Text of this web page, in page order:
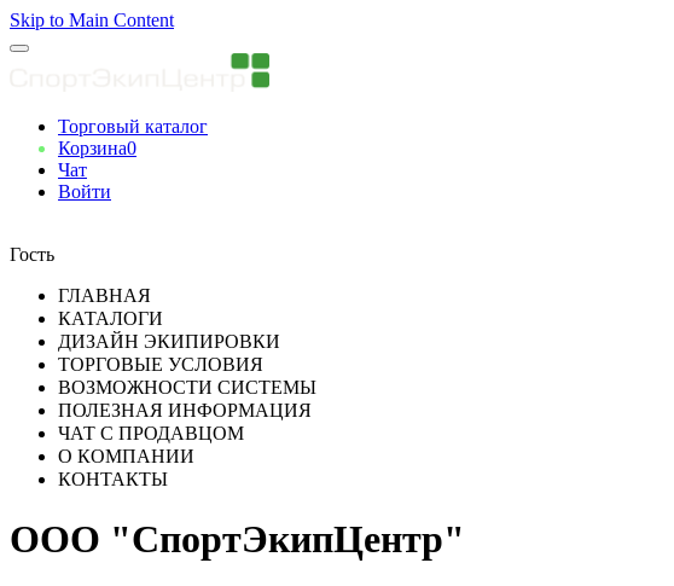
Skip to Main Content
Торговый каталог
Корзина0
Чат
Войти
Гость
ГЛАВНАЯ
КАТАЛОГИ
ДИЗАЙН ЭКИПИРОВКИ
ТОРГОВЫЕ УСЛОВИЯ
ВОЗМОЖНОСТИ СИСТЕМЫ
ПОЛЕЗНАЯ ИНФОРМАЦИЯ
ЧАТ С ПРОДАВЦОМ
О КОМПАНИИ
КОНТАКТЫ
ООО "СпортЭкипЦентр"